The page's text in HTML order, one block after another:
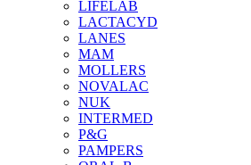
LIFELAB
LACTACYD
LANES
MAM
MOLLERS
NOVALAC
NUK
INTERMED
P&G
PAMPERS